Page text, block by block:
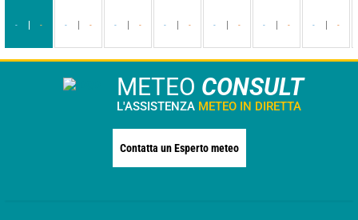
- - - - - - - - - - - - - -
METEO CONSULT
L'ASSISTENZA METEO IN DIRETTA
Contatta un Esperto meteo